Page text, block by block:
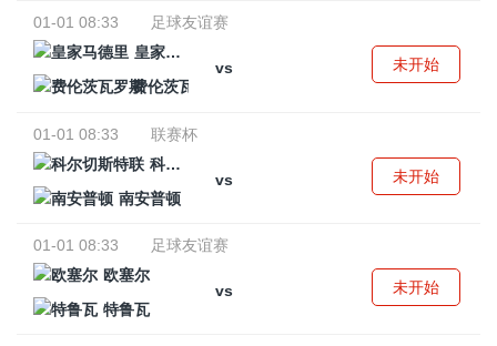
01-01 08:33
足球友谊赛
皇家马德里
vs
费伦茨瓦罗斯
未开始
01-01 08:33
联赛杯
科尔切斯特联
vs
南安普顿
未开始
01-01 08:33
足球友谊赛
欧塞尔
vs
特鲁瓦
未开始